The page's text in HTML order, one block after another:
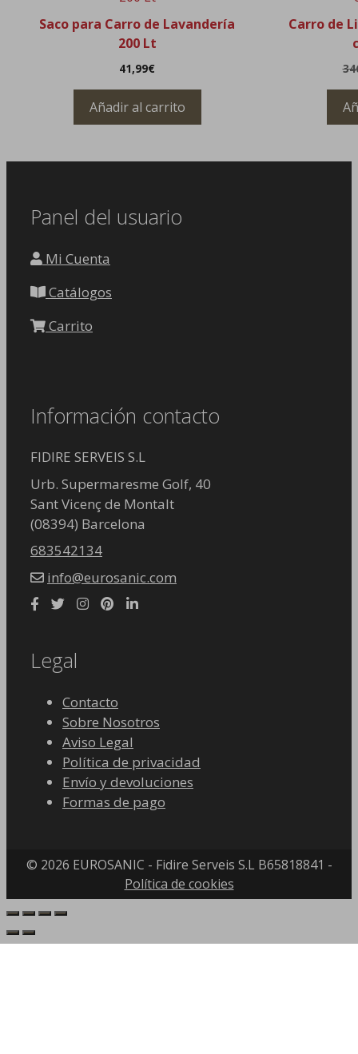
Saco para Carro de Lavandería
200 Lt
41,99€
Añadir al carrito
Carro de
Panel del usuario
Mi Cuenta
Catálogos
Carrito
Información contacto
FIDIRE SERVEIS S.L
Urb. Supermaresme Golf, 40
Sant Vicenç de Montalt
(08394) Barcelona
683542134
info@eurosanic.com
Legal
Contacto
Sobre Nosotros
Aviso Legal
Política de privacidad
Envío y devoluciones
Formas de pago
© 2026 EUROSANIC - Fidire Serveis S.L B65818841 -
Política de cookies